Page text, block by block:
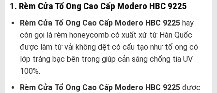
1. Rèm Cửa Tổ Ong Cao Cấp Modero HBC 9225
Rèm Cửa Tổ Ong Cao Cấp Modero HBC 9225hay
còn gọi là rèm honeycomb có xuất xứ từ Hàn Quốc
được làm từ vải không dệt có cấu tạo như tổ ong có
lớp tráng bạc bên trong giúp cản sáng chống tia UV
100%.
Rèm Cửa Tổ Ong Cao Cấp Modero HBC 9225được